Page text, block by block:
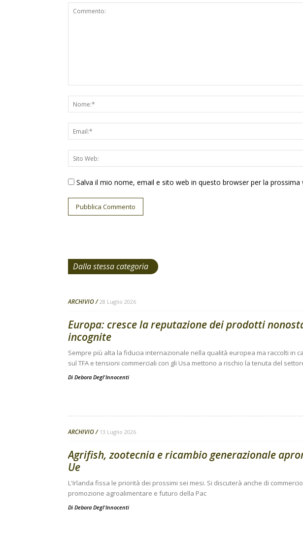
Salva il mio nome, email e sito web in questo browser per la
Dalla stessa categoria
ARCHIVIO 28 Luglio 2026
Europa: cresce la reputazione dei prodotti
incognite
Sempre più alta la fiducia internazionale nella qualità europea ma raccolti in
sul TFA e tensioni commerciali con gli Usa mettono a rischio la tenuta del
Di Debora Degl'Innocenti
ARCHIVIO 13 Luglio 2026
Agrifish, zootecnia e ricambio generazionale
Ue
L'Irlanda fissa le priorità dei prossimi sei mesi. Si discuterà anche di
promozione agroalimentare e futuro della Pac
Di Debora Degl'Innocenti